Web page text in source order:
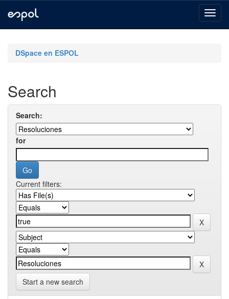
navigationDSpace en ESPOL
Search
Search:
for
Current filters:
Start a new search